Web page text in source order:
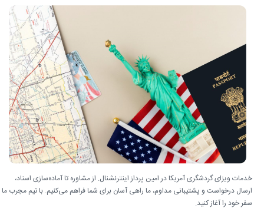
خدمات ویزای گردشگری آمریکا در امین پرداز اینترنشنال. از مشاوره تا آماده‌سازی اسناد،
ارسال درخواست و پشتیبانی مداوم، ما راهی آسان برای شما فراهم می‌کنیم. با تیم مجرب ما
سفر خود را آغاز کنید.